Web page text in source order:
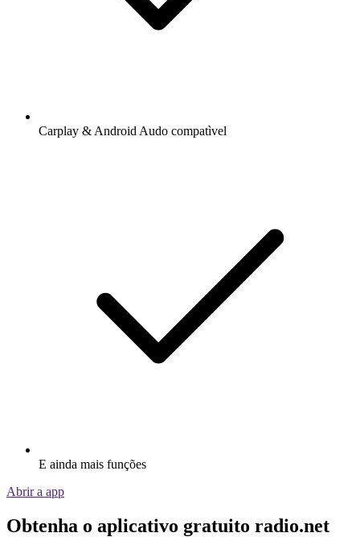
Carplay & Android Audo compatìvel
E ainda mais funções
Abrir a app
Obtenha o aplicativo gratuito radio.net